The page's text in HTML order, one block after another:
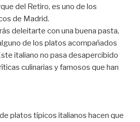
del Retiro, es uno de los
de Madrid.
deleitarte con una buena pasta,
de los platos acompañados
italiano no pasa desapercibido
culinarias y famosos que han
platos típicos italianos hacen que